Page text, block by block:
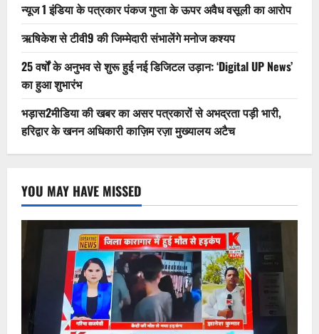
न्यूज 1 इंडिया के पत्रकार पंकज गुप्ता के ऊपर अवैध वसूली का आरोप
ऋषिकेश से टीवी9 की जिम्मेदारी संभालेंगे मनोज कश्यप
25 वर्षों के अनुभव से शुरू हुई नई डिजिटल उड़ान: ‘Digital UP News’
का हुआ शुभारंभ
भड़ास2मीडिया की खबर का असर पत्रकारों से अभद्रता पड़ी भारी,
हरिद्वार के खनन अधिकारी काज़िम रज़ा मुख्यालय अटैच
YOU MAY HAVE MISSED